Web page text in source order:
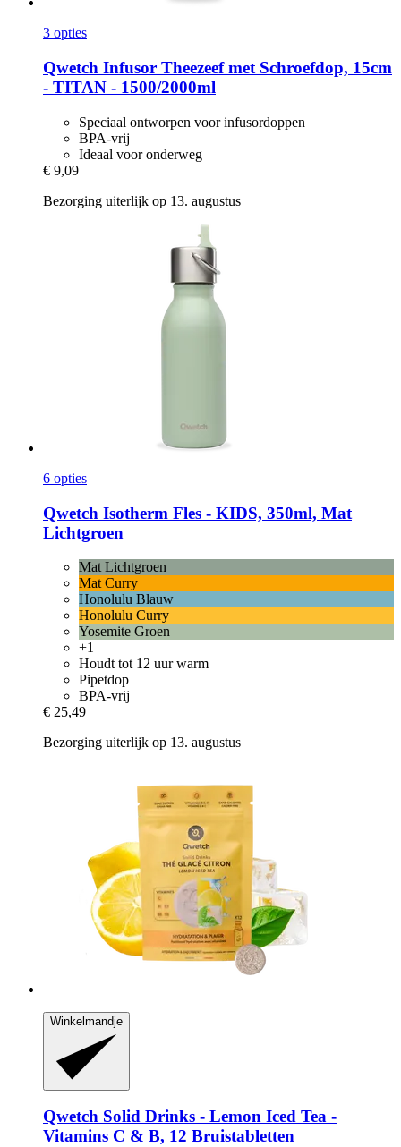
3 opties
Qwetch Infusor Theezeef met Schroefdop, 15cm
-​ TITAN -​ 1500/2000ml
Speciaal ontworpen voor infusordoppen
BPA-vrij
Ideaal voor onderweg
€ 9,09
Bezorging uiterlijk op 13. augustus
6 opties
Qwetch Isotherm Fles -​ KIDS, 350ml, Mat
Lichtgroen
Mat Lichtgroen
Mat Curry
Honolulu Blauw
Honolulu Curry
Yosemite Groen
+1
Houdt tot 12 uur warm
Pipetdop
BPA-vrij
€ 25,49
Bezorging uiterlijk op 13. augustus
Winkelmandje
Qwetch Solid Drinks -​ Lemon Iced Tea -​
Vitamins C & B, 12 Bruistabletten